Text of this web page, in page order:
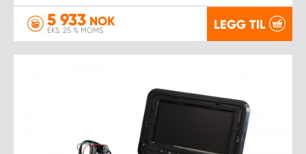
5 933 NOK
EKS. 25 % MOMS LEGG TIL